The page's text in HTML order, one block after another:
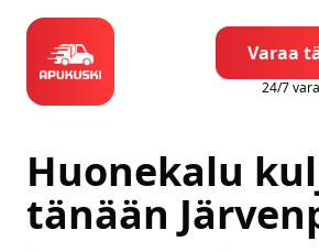
Varaa
24/7
Huonekalu
tänään